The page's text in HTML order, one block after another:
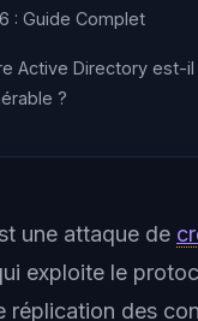
: Guide Complet
Active Directory est-il
?
une attaque de
exploite le
réplication des